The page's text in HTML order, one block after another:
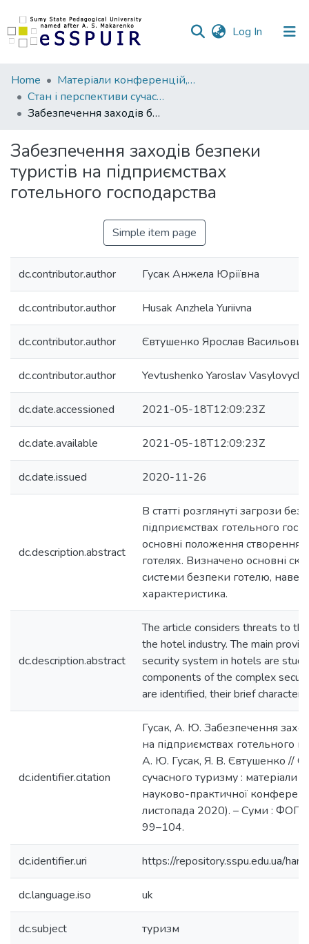
Log In (current)
Communities
&
Collections
Statistics
Home
Матеріали конференцій, семінарів, читань
Стан і перспективи сучасного туризму
Забезпечення заходів безпеки туристів на підприємствах готельного господарства
Забезпечення заходів безпеки
туристів на підприємствах
готельного господарства
Simple item page
dc.contributor.author Гусак Анжела Юріївна
dc.contributor.author Husak Anzhela Yuriivna
dc.contributor.author Євтушенко Ярослав Васильович
dc.contributor.author Yevtushenko Yaroslav Vasylovych
dc.date.accessioned 2021-05-18T12:09:23Z
dc.date.available 2021-05-18T12:09:23Z
dc.date.issued 2020-11-26
dc.description.abstract
В статті розглянуті загрози
підприємствах готельного
основні положення створення
готелях. Визначено основні
системи безпеки готелю,
характеристика.
dc.description.abstract
The article considers threats to
the hotel industry. The main
security system in hotels are
components of the complex
are identified, their brief
dc.identifier.citation
Гусак, А. Ю. Забезпечення
на підприємствах готельного
А. Ю. Гусак, Я. В. Євтушенко //
сучасного туризму : матеріали
науково-практичної
листопада 2020). – Суми : ФОП
99–104.
dc.identifier.uri https://repository.sspu.edu.ua/
dc.language.iso uk
dc.subject туризм